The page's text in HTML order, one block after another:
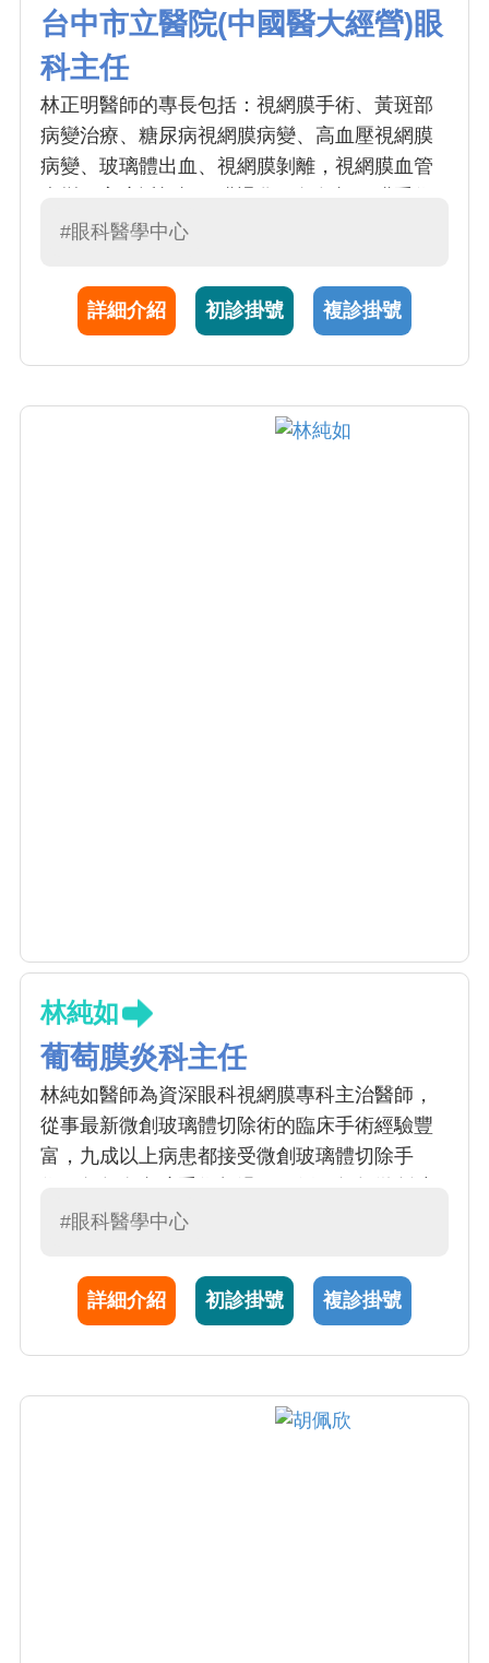
台中市立醫院(中國醫大經營)眼
科主任
林正明醫師的專長包括：視網膜手術、黃斑部
病變治療、糖尿病視網膜病變、高血壓視網膜
病變、玻璃體出血、視網膜剝離，視網膜血管
超過百例。林醫師於 1998 年至本院服務至今，
醫學研究，發表最新醫療新知
#眼科醫學中心
詳細介紹 初診掛號 複診掛號
林純如
葡萄膜炎科主任
林純如醫師為資深眼科視網膜專科主治醫師，
從事最新微創玻璃體切除術的臨床手術經驗豐
富，九成以上病患都接受微創玻璃體切除手
璃體切除手術超過兩百例，為眼科病患提供更
務。對於眼科整型手術、一般眼科疾病、兒童
視力保健亦多有涉獵。且不間斷地從事臨床醫
#眼科醫學中心
詳細介紹 初診掛號 複診掛號